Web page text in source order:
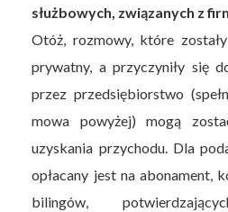
służbowych, związanych z
Otóż, rozmowy, które
prywatny, a przyczyniły się
przez przedsiębiorstwo
mowa powyżej) mogą
uzyskania przychodu. Dla
opłacany jest na abonament,
bilingów,